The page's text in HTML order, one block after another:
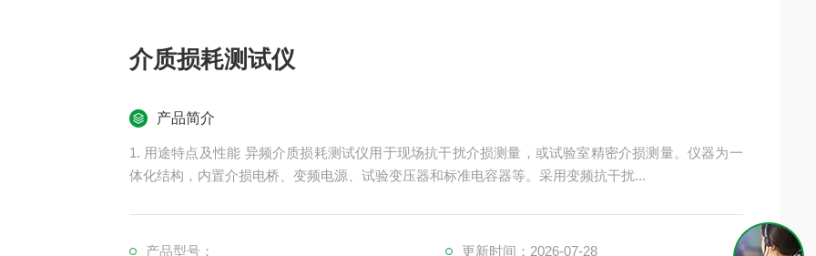
介质损耗测试仪
产品简介
1. 用途特点及性能 异频介质损耗测试仪用于现场抗干扰介损测量，或试验室精密介损测量。仪器为一
体化结构，内置介损电桥、变频电源、试验变压器和标准电容器等。采用变频抗干扰...
产品型号： 更新时间：2026-07-28